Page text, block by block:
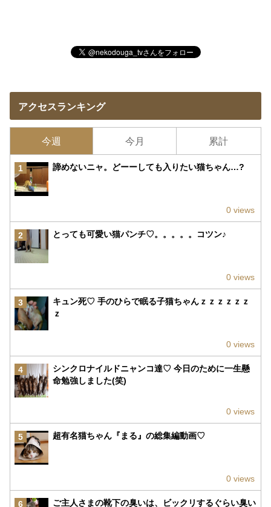
アクセスランキング
今週 今月 累計
1 諦めないニャ。どーーしても入りたい猫ちゃん…?
0 views
2 とっても可愛い猫パンチ♡。。。。。コツン♪
0 views
3
キュン死♡ 手のひらで眠る子猫ちゃんｚｚｚｚｚｚ
ｚ
0 views
4
シンクロナイルドニャンコ達♡ 今日のために一生懸
命勉強しました(笑)
0 views
5 超有名猫ちゃん『まる』の総集編動画♡
0 views
6 ご主人さまの靴下の臭いは、ビックリするぐらい臭い